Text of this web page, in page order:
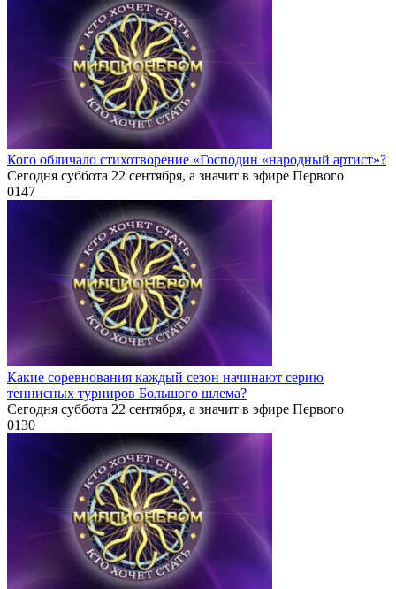
Кого обличало стихотворение «Господин «народный артист»?
Сегодня суббота 22 сентября, а значит в эфире Первого
0147
Какие соревнования каждый сезон начинают серию
теннисных турниров Большого шлема?
Сегодня суббота 22 сентября, а значит в эфире Первого
0130